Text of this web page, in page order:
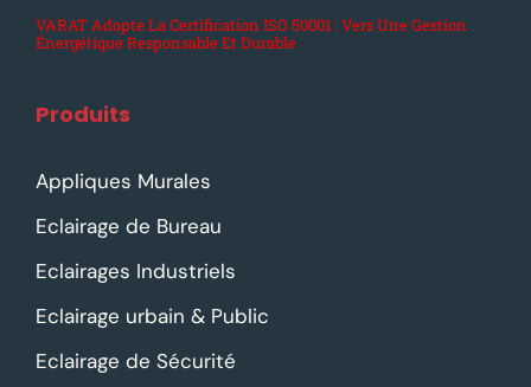
VARAT Adopte La Certification ISO 50001 : Vers Une Gestion
Énergétique Responsable Et Durable
Produits
Appliques Murales
Eclairage de Bureau
Eclairages Industriels
Eclairage urbain & Public
Eclairage de Sécurité